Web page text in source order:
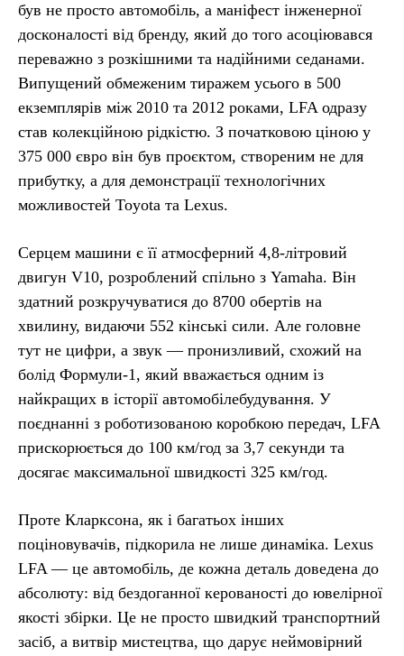
був не просто автомобіль, а маніфест інженерної
досконалості від бренду, який до того асоціювався
переважно з розкішними та надійними седанами.
Випущений обмеженим тиражем усього в 500
екземплярів між 2010 та 2012 роками, LFA одразу
став колекційною рідкістю. З початковою ціною у
375 000 євро він був проєктом, створеним не для
прибутку, а для демонстрації технологічних
можливостей Toyota та Lexus.
Серцем машини є її атмосферний 4,8-літровий
двигун V10, розроблений спільно з Yamaha. Він
здатний розкручуватися до 8700 обертів на
хвилину, видаючи 552 кінські сили. Але головне
тут не цифри, а звук — пронизливий, схожий на
болід Формули-1, який вважається одним із
найкращих в історії автомобілебудування. У
поєднанні з роботизованою коробкою передач, LFA
прискорюється до 100 км/год за 3,7 секунди та
досягає максимальної швидкості 325 км/год.
Проте Кларксона, як і багатьох інших
поціновувачів, підкорила не лише динаміка. Lexus
LFA — це автомобіль, де кожна деталь доведена до
абсолюту: від бездоганної керованості до ювелірної
якості збірки. Це не просто швидкий транспортний
засіб, а витвір мистецтва, що дарує неймовірний